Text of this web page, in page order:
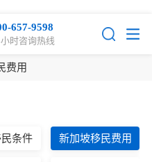
657-9598
时咨询热线
费用
条件 新加坡移民费用